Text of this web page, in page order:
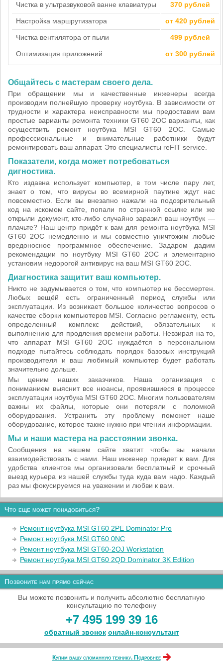
Чистка в ультразвуковой ванне клавиатуры 370 рублей
Настройка маршрутизатора от 420 рублей
Чистка вентилятора от пыли 499 рублей
Оптимизация приложений от 300 рублей
Общайтесь с мастерам своего дела.
При обращении мы и качественные инженеры всегда
производим полнейшую проверку ноутбука. В зависимости от
трудности и характера неисправности мы предоставим вам
простые варианты ремонта техники GT60 2OC варианты, как
осуществить ремонт ноутбука MSI GT60 2OC. Самые
профессиональные и внимательные работники будут
ремонтировать ваш аппарат. Это специалисты reFIT service.
Показатели, когда может потребоваться
дигностика.
Кто издавна использует компьютер, в том числе пару лет,
знает о том, что вирусы во всемирной паутине ждут нас
повсеместно. Если вы внезапно нажали на подозрительный
код на искомом сайте, попали по странной ссылке или же
открыли документ, кто-либо случайно заразил ваш ноутбук —
плачьте? Наш центр придёт к вам для ремонта ноутбука MSI
GT60 2OC немедленно и мы совместно уничтожим любые
вредоносное программное обеспечение. Задаром дадим
рекомендации по ноутбуку MSI GT60 2OC и элементарно
установим недорогой антивирус на ваш MSI GT60 2OC.
Диагностика защитит ваш компьютер.
Никто не задумывается о том, что компьютер не бессмертен.
Любых вещёй есть ограниченный период службы или
эксплуатации. Из возникает большое количество вопросов о
качестве сборки компьютеров MSI. Согласно регламенту, есть
определенный комплекс действий, обязательных к
выполнению для продления времени работы. Невзирая на то,
что аппарат MSI GT60 2OC нуждаётся в персональном
подходе пытайтесь соблюдать порядок базовых инструкций
производителя и ваш любимый компьютер будет работать
значительно дольше.
Мы ценим наших заказчиков. Наша организация с
пониманием выяснит все нюансы, проявившиеся в процессе
эксплуатации ноутбука MSI GT60 2OC. Многим пользователям
важны их файлы, которые они потеряли с поломкой
оборудования. Устранить эту проблему поможет наше
оборудование, которое также нужно при чтении информации.
Мы и наши мастера на расстоянии звонка.
Сообщения на нашем сайте хватит чтобы вы начали
взаимодействовать с нами. Наш инженер приедет к вам. Для
удобства клиентов мы организовали бесплатный и срочный
выезд курьера из нашей службы туда куда вам надо. Каждый
раз мы фокусируемся на уважении и любви к вам.
Что еще может понадобиться?
Ремонт ноутбука MSI GT60 2PE Dominator Pro
Ремонт ноутбука MSI GT60 0NC
Ремонт ноутбука MSI GT60-2OJ Workstation
Ремонт ноутбука MSI GT60 2QD Dominator 3K Edition
Позвоните нам прямо сейчас
Вы можете позвонить и получить абсолютно бесплатную
консультацию по телефону
+7 495 199 39 16
обратный звонок онлайн‑консультант
Купим вашу сломанную технику. Подробнее